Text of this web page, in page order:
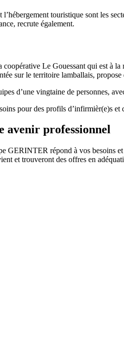
touristique sont les
recrute également.
Le Gouessant qui est à
sur le territoire lamballais, propose
d’une vingtaine de personnes,
pour des profils d’infirmièr(e)s et
avenir professionnel
GERINTER répond à vos besoins
et trouveront des offres en